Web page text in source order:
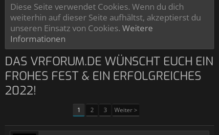
Diese Seite verwendet Cookies. Wenn du dich
weiterhin auf dieser Seite aufhältst, akzeptierst du
unseren Einsatz von Cookies. Weitere
Informationen
DAS VRFORUM.DE WÜNSCHT EUCH EIN
FROHES FEST & EIN ERFOLGREICHES
2022!
1 2 3 Weiter >